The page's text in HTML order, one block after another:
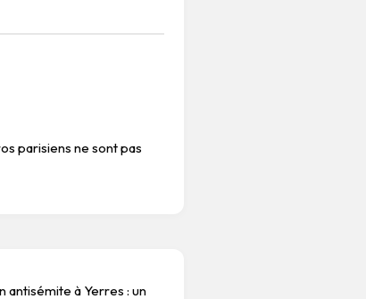
MÉDIA PRESSE
DIJON CHANTIER
parisiens ne sont pas
antisémite à Yerres : un